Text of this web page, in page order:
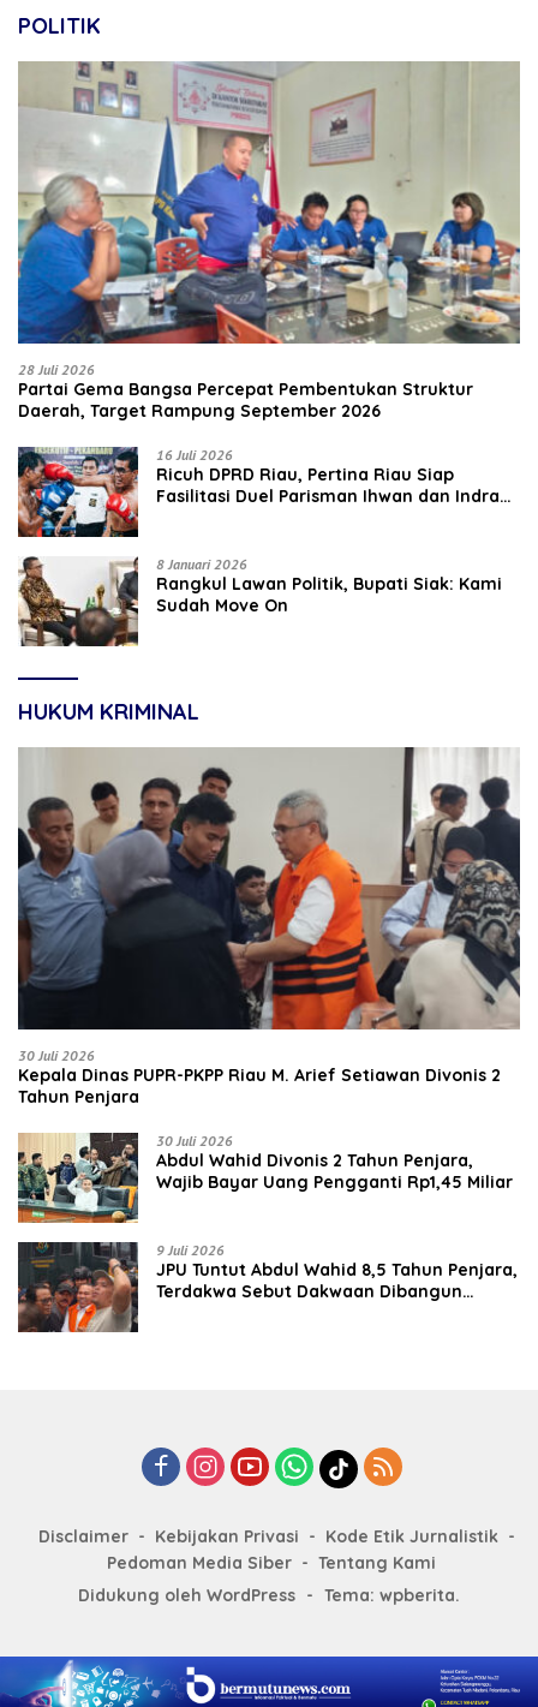
POLITIK
28 Juli 2026
Partai Gema Bangsa Percepat Pembentukan Struktur
Daerah, Target Rampung September 2026
16 Juli 2026
‎Ricuh DPRD Riau, Pertina Riau Siap
Fasilitasi Duel Parisman Ihwan dan Indra
8 Januari 2026
Rangkul Lawan Politik, Bupati Siak: Kami
Sudah Move On
HUKUM KRIMINAL
30 Juli 2026
Kepala Dinas PUPR-PKPP Riau M. Arief Setiawan Divonis 2
Tahun Penjara
30 Juli 2026
‎‎Abdul Wahid Divonis 2 Tahun Penjara,
Wajib Bayar Uang Pengganti Rp1,45 Miliar
9 Juli 2026
JPU Tuntut Abdul Wahid 8,5 Tahun Penjara,
Terdakwa Sebut Dakwaan Dibangun
Disclaimer Kebijakan Privasi
Kode Etik Jurnalistik
Pedoman Media Siber
Tentang Kami
Didukung oleh WordPress - Tema: wpberita.